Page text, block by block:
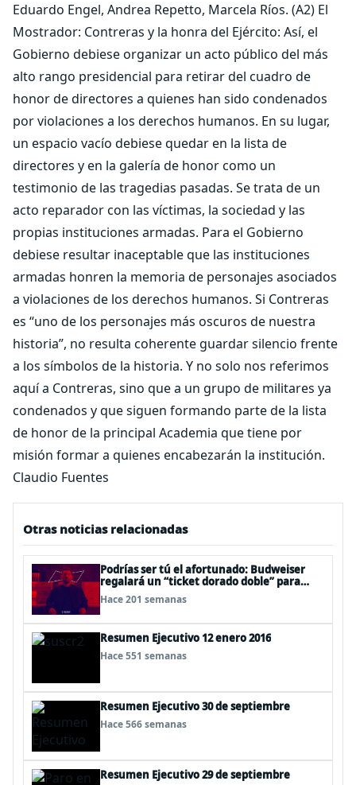
Eduardo Engel, Andrea Repetto, Marcela Ríos. (A2) El
Mostrador: Contreras y la honra del Ejército: Así, el
Gobierno debiese organizar un acto público del más
alto rango presidencial para retirar del cuadro de
honor de directores a quienes han sido condenados
por violaciones a los derechos humanos. En su lugar,
un espacio vacío debiese quedar en la lista de
directores y en la galería de honor como un
testimonio de las tragedias pasadas. Se trata de un
acto reparador con las víctimas, la sociedad y las
propias instituciones armadas. Para el Gobierno
debiese resultar inaceptable que las instituciones
armadas honren la memoria de personajes asociados
a violaciones de los derechos humanos. Si Contreras
es “uno de los personajes más oscuros de nuestra
historia”, no resulta coherente guardar silencio frente
a los símbolos de la historia. Y no solo nos referimos
aquí a Contreras, sino que a un grupo de militares ya
condenados y que siguen formando parte de la lista
de honor de la principal Academia que tiene por
misión formar a quienes encabezarán la institución.
Claudio Fuentes
Otras noticias relacionadas
Podrías ser tú el afortunado: Budweiser
regalará un “ticket dorado doble” para
llevar a fanáticos al Mundial de Qatar 2022
con todo pagado
Hace 201 semanas
Resumen Ejecutivo 12 enero 2016
Hace 551 semanas
Resumen Ejecutivo 30 de septiembre
Hace 566 semanas
Resumen Ejecutivo 29 de septiembre